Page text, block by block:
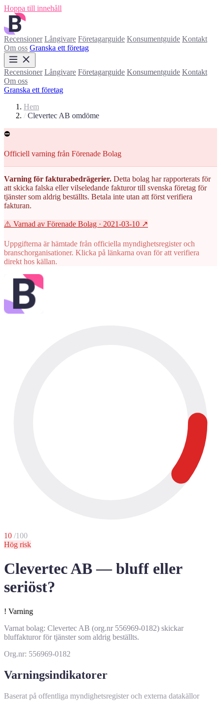
Hoppa till innehåll
Recensioner Långivare Företagarguide Konsumentguide Kontakt
Om oss Granska ett företag
Recensioner Långivare Företagarguide Konsumentguide Kontakt
Om oss
Granska ett företag
Hem
/ Clevertec AB omdöme
⛔
Officiell varning från Förenade Bolag
Varning för fakturabedrägerier. Detta bolag har rapporterats för
att skicka falska eller vilseledande fakturor till svenska företag för
tjänster som aldrig beställts. Betala inte utan att först verifiera
fakturan.
⚠️ Varnad av Förenade Bolag · 2021-03-10 ↗
Uppgifterna är hämtade från officiella myndighetsregister och
branschorganisationer. Klicka på länkarna ovan för att verifiera
direkt hos källan.
10 /100
Hög risk
Clevertec AB — bluff eller
seriöst?
! Varning
Varnat bolag: Clevertec AB (org.nr 556969-0182) skickar
bluffakturor för tjänster som aldrig beställts.
Org.nr: 556969-0182
Varningsindikatorer
Baserat på offentliga myndighetsregister och externa datakällor